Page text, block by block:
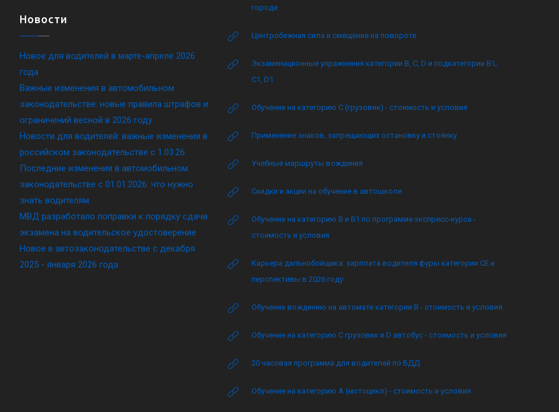
Новости
Новое для водителей в марте-апреле 2026
года
Важные изменения в автомобильном
законодательстве: новые правила штрафов и
ограничений весной в 2026 году
Новости для водителей: важные изменения в
российском законодательстве c 1.03.26
Последние изменения в автомобильном
законодательстве c 01.01.2026: что нужно
знать водителям
МВД разработало поправки к порядку сдачи
экзамена на водительское удостоверение
Новое в автозаконодательстве с декабря
2025 - января 2026 года
городе
Центробежная сила и смещение на повороте
Экзаменационные упражнения категории B, C, D и подкатегории B1,
C1, D1
Обучение на категорию C (грузовик) - стоимость и условия
Применение знаков, запрещающих остановку и стоянку
Учебные маршруты вождения
Скидки и акции на обучение в автошколе
Обучение на категорию B и B1 по программе экспресс-курса -
стоимость и условия
Карьера дальнобойщика: зарплата водителя фуры категории CE и
перспективы в 2026 году
Обучение вождению на автомате категории B - стоимость и условия
Обучение на категорию C грузовик и D автобус - стоимость и условия
20 часовая программа для водителей по БДД
Обучение на категорию А (мотоцикл) - стоимость и условия